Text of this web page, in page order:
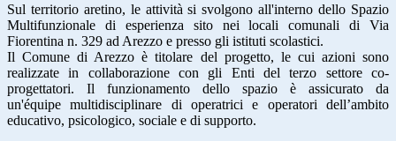
Sul territorio aretino, le attività si svolgono all'interno dello Spazio
Multifunzionale di esperienza sito nei locali comunali di Via
Fiorentina n. 329 ad Arezzo e presso gli istituti scolastici.
Il Comune di Arezzo è titolare del progetto, le cui azioni sono
realizzate in collaborazione con gli Enti del terzo settore co-
progettatori. Il funzionamento dello spazio è assicurato da
un'équipe multidisciplinare di operatrici e operatori dell’ambito
educativo, psicologico, sociale e di supporto.